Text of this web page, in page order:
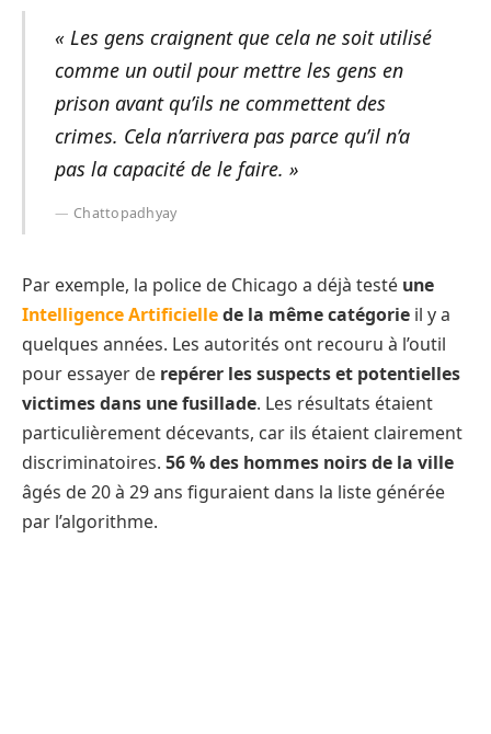
« Les gens craignent que cela ne soit utilisé
comme un outil pour mettre les gens en
prison avant qu’ils ne commettent des
crimes. Cela n’arrivera pas parce qu’il n’a
pas la capacité de le faire. »
Chattopadhyay
Par exemple, la police de Chicago a déjà testé une
Intelligence Artificiellede la même catégorie il y a
quelques années. Les autorités ont recouru à l’outil
pour essayer de repérer les suspects et potentielles
victimes dans une fusillade. Les résultats étaient
particulièrement décevants, car ils étaient clairement
discriminatoires. 56 % des hommes noirs de la ville
âgés de 20 à 29 ans figuraient dans la liste générée
par l’algorithme.